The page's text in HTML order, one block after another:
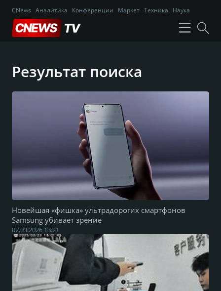
CNews Аналитика Конференции Маркет Техника Наука
Результат поиска
Новейшая «фишка» ультрадорогих смартфонов
Samsung убивает зрение
02.03.2026 13:21